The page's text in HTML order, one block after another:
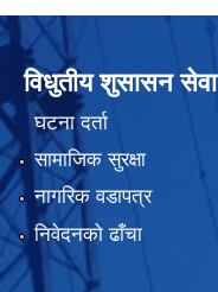
विधुतीय शुसासन सेवा
घटना दर्ता
सामाजिक सुरक्षा
नागरिक वडापत्र
निवेदनको ढाँचा